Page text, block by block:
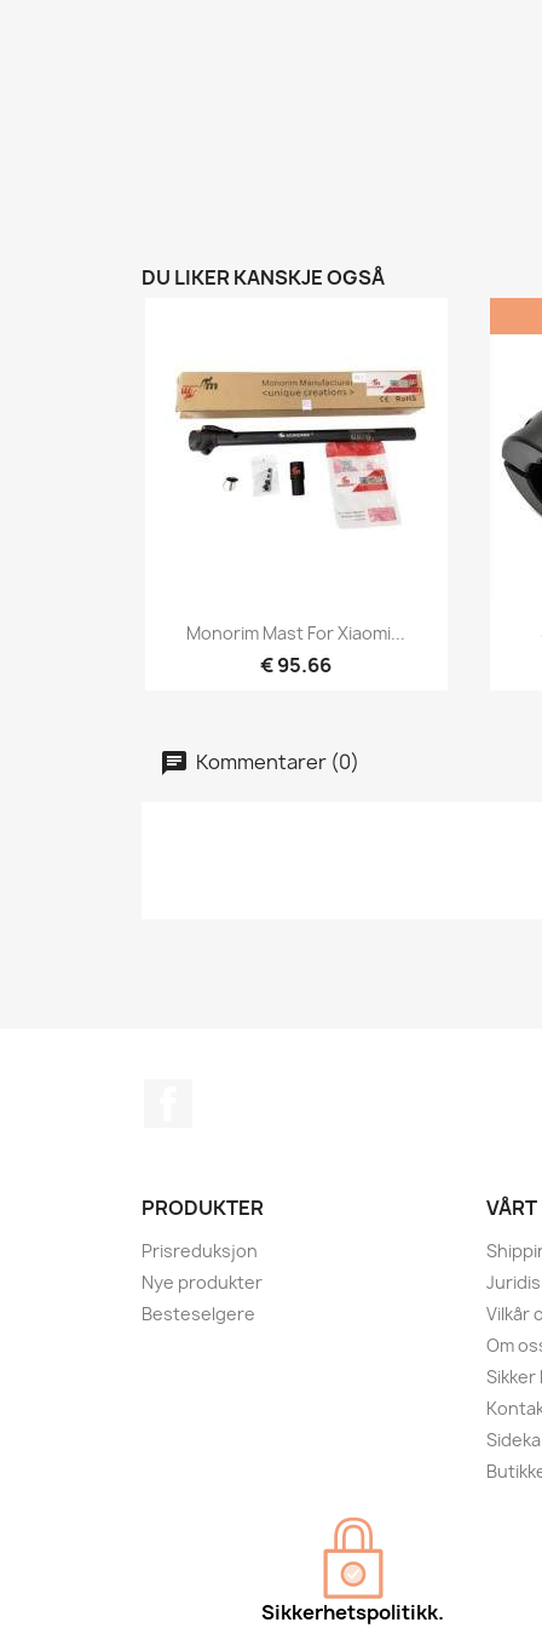
DU LIKER KANSKJE OGSÅ
Hurtigvisning
Monorim Mast For Xiaomi...
€ 95.66
Kommentarer (0)
PRODUKTER
Prisreduksjon
Nye produkter
Besteselgere
Vilkår
Om
Sikkerhetspolitikk.